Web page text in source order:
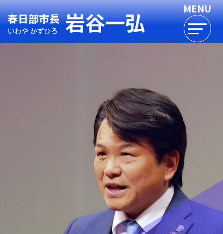
春日部市長
いわや かずひろ 岩谷一弘